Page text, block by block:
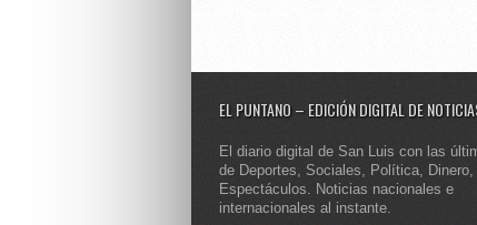
EL PUNTANO – EDICIÓN DIGITAL DE
El diario digital de San Luis con las
de Deportes, Sociales, Política, Dinero,
Espectáculos. Noticias nacionales e
internacionales al instante.